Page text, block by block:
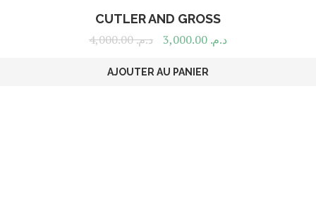
CUTLER AND GROSS
د.م.4,000.00 د.م.
AJOUTER AU PANIER